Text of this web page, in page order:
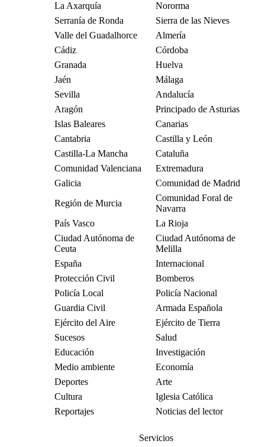
La Axarquía
Nororma
Serranía de Ronda
Sierra de las Nieves
Valle del Guadalhorce
Almería
Cádiz
Córdoba
Granada
Huelva
Jaén
Málaga
Sevilla
Andalucía
Aragón
Principado de Asturias
Islas Baleares
Canarias
Cantabria
Castilla y León
Castilla-La Mancha
Cataluña
Comunidad Valenciana
Extremadura
Galicia
Comunidad de Madrid
Región de Murcia
Comunidad Foral de
Navarra
País Vasco
La Rioja
Ciudad Autónoma de
Ceuta
Ciudad Autónoma de
Melilla
España
Internacional
Protección Civil
Bomberos
Policía Local
Policía Nacional
Guardia Civil
Armada Española
Ejército del Aire
Ejército de Tierra
Sucesos
Salud
Educación
Investigación
Medio ambiente
Economía
Deportes
Arte
Cultura
Iglesia Católica
Reportajes
Noticias del lector
Servicios